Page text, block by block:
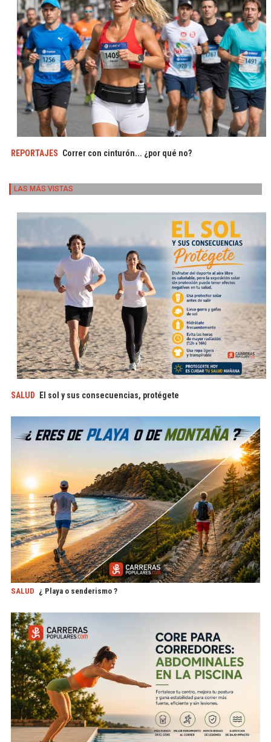
REPORTAJES Correr con cinturón... ¿por qué no?
LAS MÁS VISTAS
SALUD El sol y sus consecuencias, protégete
SALUD ¿ Playa o senderismo ?